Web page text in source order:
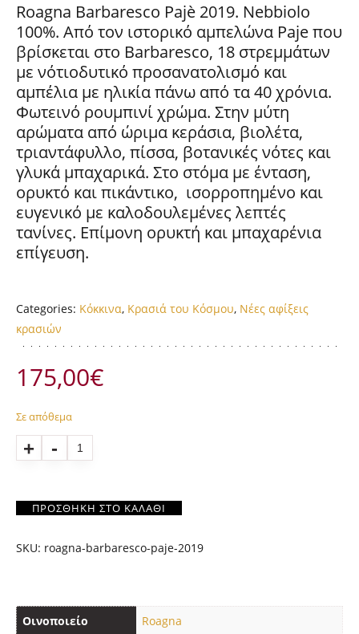
Roagna Barbaresco Pajè 2019. Nebbiolo
100%. Από τον ιστορικό αμπελώνα Paje που
βρίσκεται στο Barbaresco, 18 στρεμμάτων
με νότιοδυτικό προσανατολισμό και
αμπέλια με ηλικία πάνω από τα 40 χρόνια.
Φωτεινό ρουμπινί χρώμα. Στην μύτη
αρώματα από ώριμα κεράσια, βιολέτα,
τριαντάφυλλο, πίσσα, βοτανικές νότες και
γλυκά μπαχαρικά. Στο στόμα με ένταση,
ορυκτό και πικάντικο, ισορροπημένο και
ευγενικό με καλοδουλεμένες λεπτές
τανίνες. Επίμονη ορυκτή και μπαχαρένια
επίγευση.
Categories: Κόκκινα, Κρασιά του Κόσμου, Νέες αφίξεις
κρασιών
175,00€
Σε απόθεμα
Quantity
ΠΡΟΣΘΉΚΗ ΣΤΟ ΚΑΛΆΘΙ
SKU: roagna-barbaresco-paje-2019
Οινοποιείο Roagna